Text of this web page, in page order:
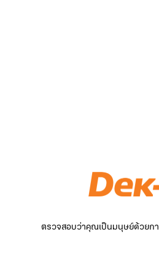
ตรวจสอบว่าคุณเป็นมนุษย์ด้วยกา